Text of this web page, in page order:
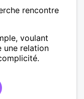
rencontre
voulant
une relation